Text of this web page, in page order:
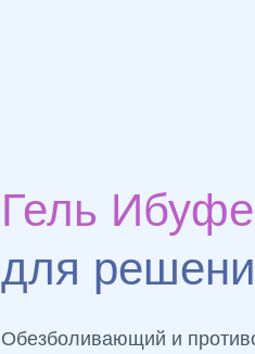
Гель
для
Обезболивающий и